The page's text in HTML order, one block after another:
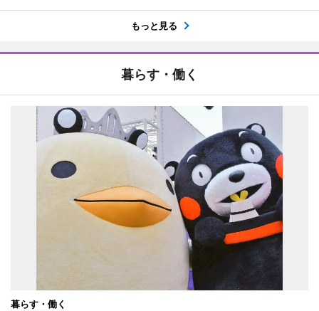
もっと見る
暮らす・働く
暮らす・働く